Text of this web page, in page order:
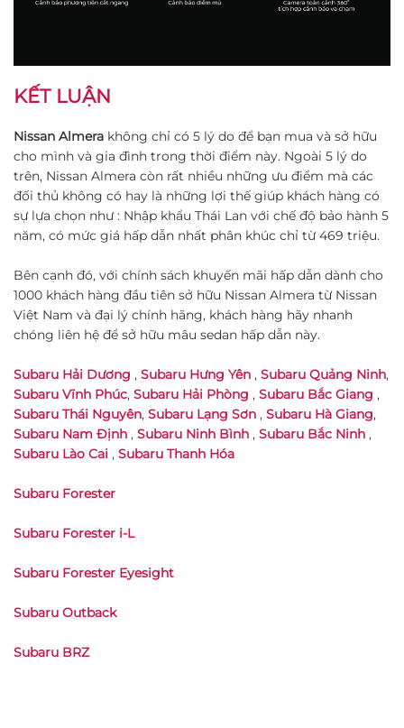
KẾT LUẬN
Nissan Almera không chỉ có 5 lý do để bạn mua và sở hữu
cho mình và gia đình trong thời điểm này. Ngoài 5 lý do
trên, Nissan Almera còn rất nhiều những ưu điểm mà các
đối thủ không có hay là những lợi thế giúp khách hàng có
sự lựa chọn như : Nhập khẩu Thái Lan với chế độ bảo hành 5
năm, có mức giá hấp dẫn nhất phân khúc chỉ từ 469 triệu.
Bên cạnh đó, với chính sách khuyến mãi hấp dẫn dành cho
1000 khách hàng đầu tiên sở hữu Nissan Almera từ Nissan
Việt Nam và đại lý chính hãng, khách hàng hãy nhanh
chóng liên hệ để sở hữu mâu sedan hấp dẫn này.
Subaru Hải Dương , Subaru Hưng Yên , Subaru Quảng Ninh,
Subaru Vĩnh Phúc, Subaru Hải Phòng , Subaru Bắc Giang ,
Subaru Thái Nguyên, Subaru Lạng Sơn , Subaru Hà Giang,
Subaru Nam Định , Subaru Ninh Bình , Subaru Bắc Ninh ,
Subaru Lào Cai , Subaru Thanh Hóa
Subaru Forester
Subaru Forester i-L
Subaru Forester Eyesight
Subaru Outback
Subaru BRZ